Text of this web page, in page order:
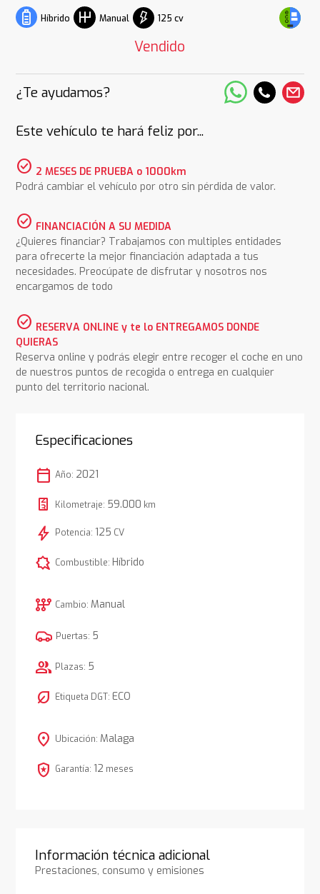
Híbrido Manual 125 cv
Vendido
¿Te ayudamos?
Este vehículo te hará feliz por...
check_circle 2 MESES DE PRUEBA o 1000km
Podrá cambiar el vehículo por otro sin pérdida de valor.
check_circle FINANCIACIÓN A SU MEDIDA
¿Quieres financiar? Trabajamos con multiples entidades
para ofrecerte la mejor financiación adaptada a tus
necesidades. Preocúpate de disfrutar y nosotros nos
encargamos de todo
check_circle RESERVA ONLINE y te lo ENTREGAMOS DONDE
QUIERAS
Reserva online y podrás elegir entre recoger el coche en uno
de nuestros puntos de recogida o entrega en cualquier
punto del territorio nacional.
Especificaciones
calendar_today Año: 2021
Kilometraje: 59.000 km
bolt Potencia: 125 CV
comic_bubble Combustible: Híbrido
auto_transmission Cambio: Manual
Puertas: 5
group Plazas: 5
nest_eco_leaf Etiqueta DGT: ECO
location_on Ubicación: Malaga
local_police Garantía: 12 meses
Información técnica adicional
Prestaciones, consumo y emisiones